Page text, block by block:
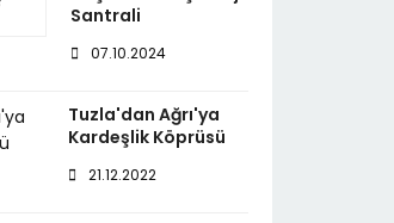
Santrali
07.10.2024
Tuzla'dan Ağrı'ya
Kardeşlik Köprüsü
21.12.2022